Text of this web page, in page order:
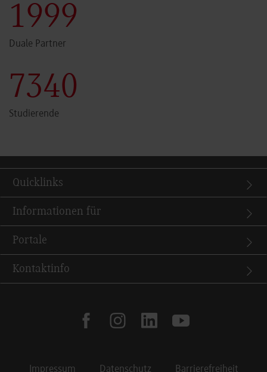
2000
Duale Partner
7341
Studierende
Quicklinks
Informationen für
Portale
Kontaktinfo
facebookinstagramlinkedin youtube